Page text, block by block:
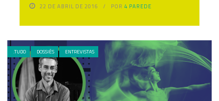
22 DE ABRIL DE 2016 POR4 PAREDE
.TUDO DOSSIÊS ENTREVISTAS